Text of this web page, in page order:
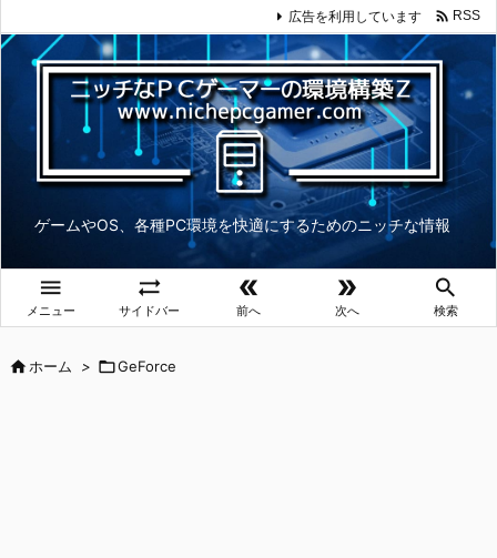
ゲームやOS、各種PC環境を快適にするためのニッチな情報

メニュー

サイドバー

前へ

次へ

検索
広告を利用しています  RSS
ホーム > GeForce